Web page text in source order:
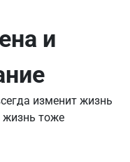
и
изменит жизнь
тоже